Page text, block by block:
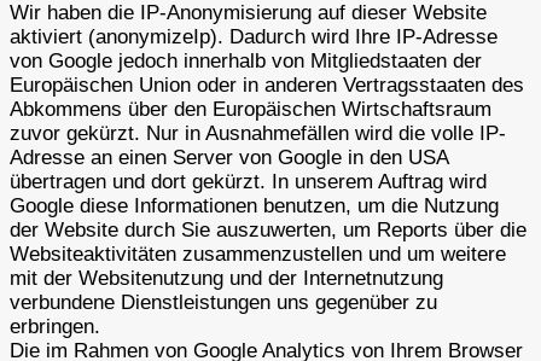
Wir haben die IP-Anonymisierung auf dieser Website
aktiviert (anonymizeIp). Dadurch wird Ihre IP-Adresse
von Google jedoch innerhalb von Mitgliedstaaten der
Europäischen Union oder in anderen Vertragsstaaten des
Abkommens über den Europäischen Wirtschaftsraum
zuvor gekürzt. Nur in Ausnahmefällen wird die volle IP-
Adresse an einen Server von Google in den USA
übertragen und dort gekürzt. In unserem Auftrag wird
Google diese Informationen benutzen, um die Nutzung
der Website durch Sie auszuwerten, um Reports über die
Websiteaktivitäten zusammenzustellen und um weitere
mit der Websitenutzung und der Internetnutzung
verbundene Dienstleistungen uns gegenüber zu
erbringen.
Die im Rahmen von Google Analytics von Ihrem Browser